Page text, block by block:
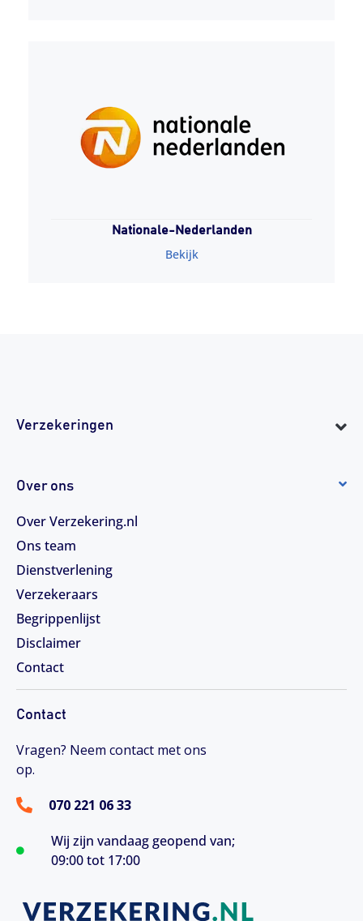
Nationale-Nederlanden
Bekijk
Verzekeringen
Over ons
Over Verzekering.nl
Ons team
Dienstverlening
Verzekeraars
Begrippenlijst
Disclaimer
Contact
Contact
Vragen? Neem contact met ons
op.
070 221 06 33
Wij zijn vandaag geopend van;
09:00 tot 17:00